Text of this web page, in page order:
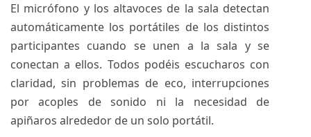
El micrófono y los altavoces de la sala detectan
automáticamente los portátiles de los distintos
participantes cuando se unen a la sala y se
conectan a ellos. Todos podéis escucharos con
claridad, sin problemas de eco, interrupciones
por acoples de sonido ni la necesidad de
apiñaros alrededor de un solo portátil.